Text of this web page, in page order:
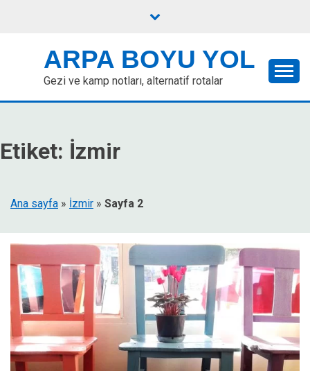
ARPA BOYU YOL
Gezi ve kamp notları, alternatif rotalar
Etiket: İzmir
Ana sayfa » İzmir » Sayfa 2